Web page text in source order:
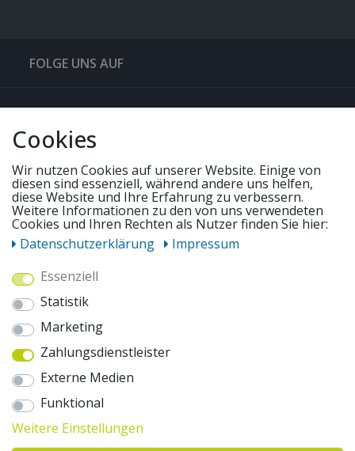
FOLGE UNS AUF
QUICKLINKS & TIPPS
UNSERE ANGEBOTE
WIR VERSENDEN MIT
AUSZEICHNUNGEN & SICHERHEIT
© 2026 pentagonsports.de
Pentagon Sports GmbH & Co. KG
Daten­schutz­erklärung
Cookies
Wir nutzen Cookies auf unserer Website. Einige von
diesen sind essenziell, während andere uns helfen,
diese Website und Ihre Erfahrung zu verbessern.
Weitere Informationen zu den von uns verwendeten
Cookies und Ihren Rechten als Nutzer finden Sie hier:
Daten­schutz­erklärung
Impressum
Essenziell
Statistik
Marketing
Zahlungsdienstleister
Externe Medien
Funktional
Weitere Einstellungen